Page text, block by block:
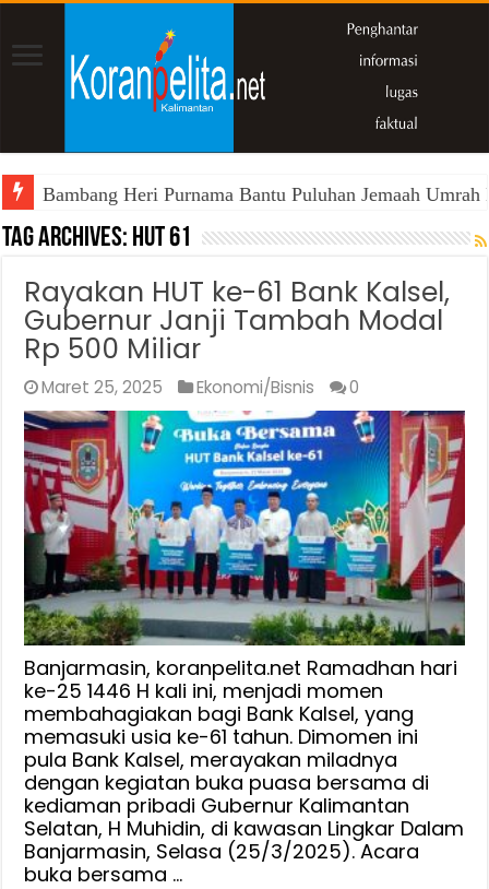
Bambang Heri Purnama Bantu Puluhan Jemaah
Tag Archives: HUT 61
Rayakan HUT ke-61 Bank Kalsel,
Gubernur Janji Tambah Modal
Rp 500 Miliar
Maret 25, 2025 Ekonomi/Bisnis 0
Banjarmasin, koranpelita.net Ramadhan hari
ke-25 1446 H kali ini, menjadi momen
membahagiakan bagi Bank Kalsel, yang
memasuki usia ke-61 tahun. Dimomen ini
pula Bank Kalsel, merayakan miladnya
dengan kegiatan buka puasa bersama di
kediaman pribadi Gubernur Kalimantan
Selatan, H Muhidin, di kawasan Lingkar Dalam
Banjarmasin, Selasa (25/3/2025). Acara
buka bersama …